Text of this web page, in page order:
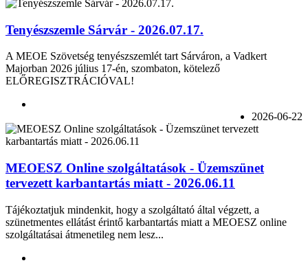
Tenyészszemle Sárvár - 2026.07.17.
A MEOE Szövetség tenyészszemlét tart Sárváron, a Vadkert
Majorban 2026 július 17-én, szombaton, kötelező
ELŐREGISZTRÁCIÓVAL!
2026-06-22
MEOESZ Online szolgáltatások - Üzemszünet
tervezett karbantartás miatt - 2026.06.11
Tájékoztatjuk mindenkit, hogy a szolgáltató által végzett, a
szünetmentes ellátást érintő karbantartás miatt a MEOESZ online
szolgáltatásai átmenetileg nem lesz...